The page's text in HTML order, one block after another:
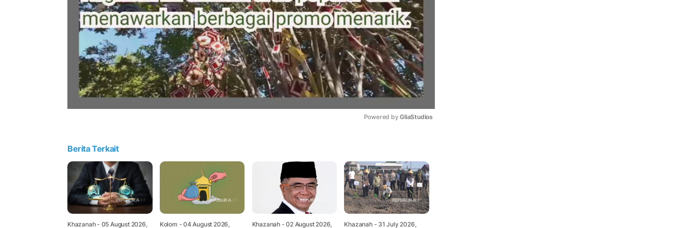
Powered by GliaStudios
Berita Terkait
Khazanah- 05 August 2026,
Kolom - 04 August 2026,
Khazanah- 02 August 2026,
Khazanah- 31 July 2026,